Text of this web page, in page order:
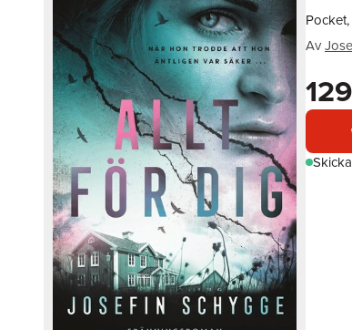
Av